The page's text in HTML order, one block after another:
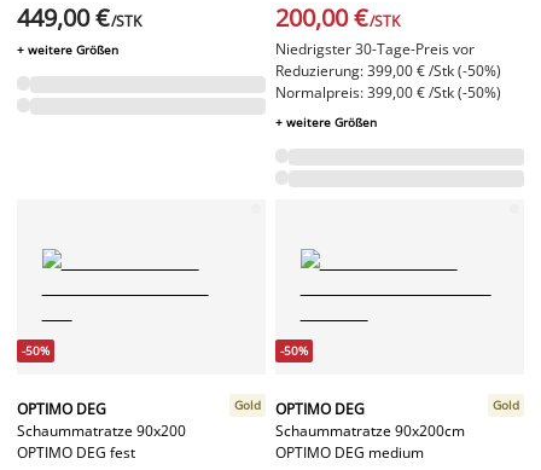
449,00 €/STK
+ weitere Größen
200,00 €/STK
Niedrigster 30-Tage-Preis vor
Reduzierung: 399,00 € /Stk (-50%)
Normalpreis: 399,00 € /Stk (-50%)
+ weitere Größen
-50%
OPTIMO DEG
Schaummatratze 90x200
OPTIMO DEG fest
Gold
-50%
OPTIMO DEG
Schaummatratze 90x200cm
OPTIMO DEG medium
Gold